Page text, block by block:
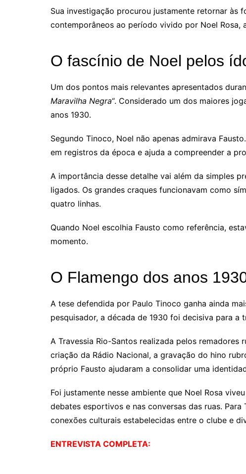
Sua investigação procurou justamente retornar às
contemporâneos ao período vivido por Noel Rosa,
O fascínio de Noel pelos
Um dos pontos mais relevantes apresentados
Maravilha Negra“. Considerado um dos maiores
anos 1930.
Segundo Tinoco, Noel não apenas admirava
em registros da época e ajuda a compreender a
A importância desse detalhe vai além da simples
ligados. Os grandes craques funcionavam como
quatro linhas.
Quando Noel escolhia Fausto como referência,
momento.
O Flamengo dos anos
A tese defendida por Paulo Tinoco ganha ainda
pesquisador, a década de 1930 foi decisiva para a
A Travessia Rio-Santos realizada pelos
criação da Rádio Nacional, a gravação do hino
próprio Fausto ajudaram a consolidar uma
Foi justamente nesse ambiente que Noel Rosa
debates esportivos e nas conversas das ruas.
conexões culturais estabelecidas entre o clube e
ENTREVISTA COMPLETA: